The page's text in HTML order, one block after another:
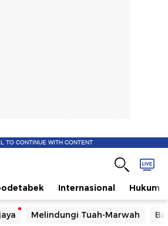
TO CONTINUE WITH CONTENT
Internasional Hukum
Melindungi Tuah-Marwah